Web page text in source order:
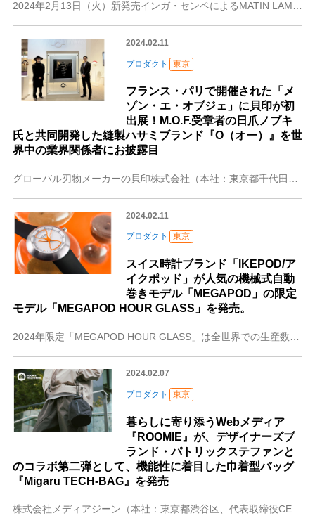
2024.02.11
プロダクト 東京
フランス・パリで開催された「メ
ゾン・エ・オブジェ」に貝印が初
出展！M.O.F.受章者の日爪ノブキ
氏と共同開発した縫製ハサミブランド『O（オー）』を世
界中の業界関係者にお披露目
2024.02.11
プロダクト 東京
スイス時計ブランド「IKEPOD/ア
イクポッド」が人気の機械式自動
巻きモデル「MEGAPOD」の限定
モデル「MEGAPOD HOUR GLASS」を発売。
2024.02.07
プロダクト 東京
暮らしに寄り添うWebメディア
『ROOMIE』が、デザイナーズブ
ランド・パトリックステファンと
のコラボ第二弾として、機能性に着目した巾着型バッグ
『Migaru TECH-BAG』を発売
株式会社メディアジーン（本社：東京都渋谷区、代表取締役CEO：今田素子）の運営するWebメディア『ROOMIE』が、デザイナーズブランド・PATRICK STE